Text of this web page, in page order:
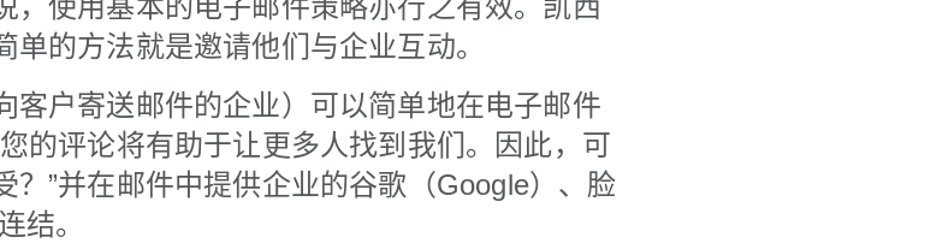
，使用基本的电子邮件策略亦行之有效。凯西
的方法就是邀请他们与企业互动。
客户寄送邮件的企业）可以简单地在电子邮件
的评论将有助于让更多人找到我们。因此，可
？”并在邮件中提供企业的谷歌（Google）、脸
结。